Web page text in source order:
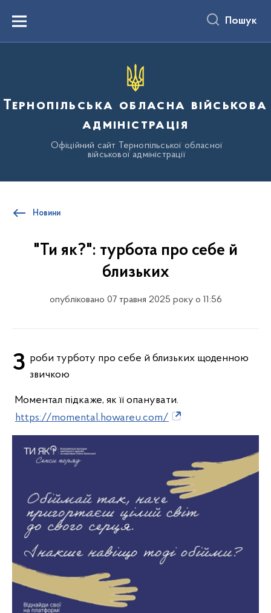
вмістуMenu Пошук
Тернопільська обласна військова
адміністрація
Офіційний сайт Тернопільської обласної
військової адміністрації
Новини
"Ти як?": турбота про себе й
близьких
опубліковано 07 травня 2025 року о 11:56
Зроби турботу про себе й близьких щоденною звичкою
Моментал підкаже, як її опанувати.
https://momental.howareu.com/